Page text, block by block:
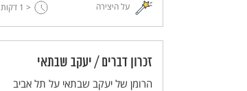
ובן-גוריון שטען שהאירוע עצמו התווה
את הדרך למדינה דמוקרטית
וממלכתית. האירוע צץ ועלה במערכת
היחסים המורכבת בין השניים לאורך
שנים רבות.
על היצירה < 1 דקות
זכרון דברים / יעקב שבתאי
הרומן של יעקב שבתאי על תל אביב